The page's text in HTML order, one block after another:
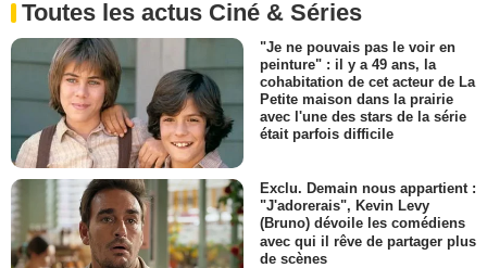
Toutes les actus Ciné & Séries
"Je ne pouvais pas le voir en
peinture" : il y a 49 ans, la
cohabitation de cet acteur de La
Petite maison dans la prairie
avec l'une des stars de la série
était parfois difficile
Exclu. Demain nous appartient :
"J'adorerais", Kevin Levy
(Bruno) dévoile les comédiens
avec qui il rêve de partager plus
de scènes